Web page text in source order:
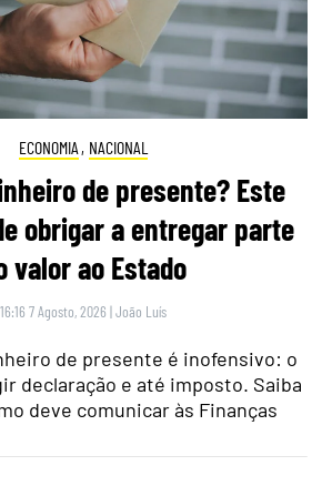
ECONOMIA , NACIONAL
de presente? Este
obrigar a entregar parte
valor ao Estado
16:16 7 Agosto, 2026 |João Luís
de presente é inofensivo: o
declaração e até imposto. Saiba
deve comunicar às Finanças